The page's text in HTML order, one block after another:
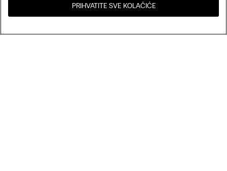
Sjedinjene Države
PRIHVATITE SVE KOLAČIĆE